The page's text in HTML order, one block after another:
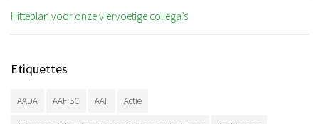
Hitteplan voor onze viervoetige collega’s
Etiquettes
AADA AAFISC AAII Actie